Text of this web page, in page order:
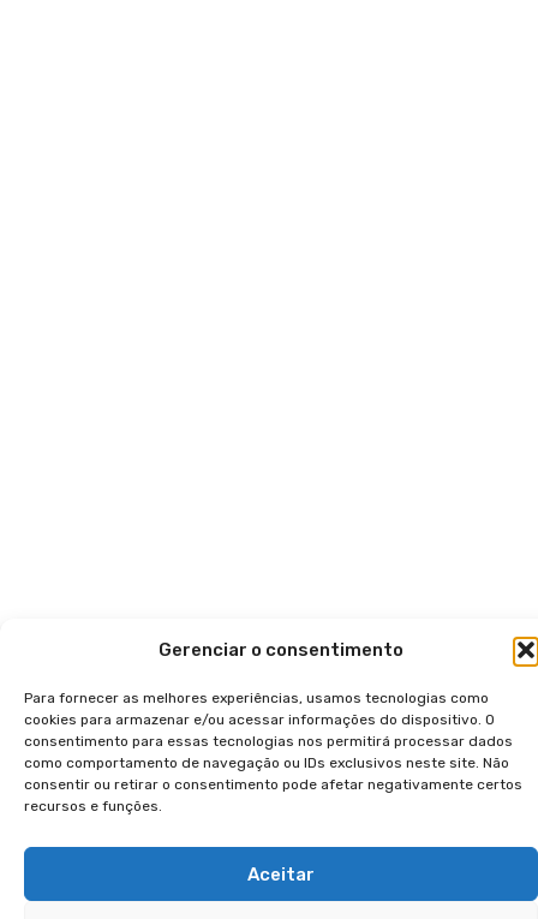
Gerenciar o consentimento
Para fornecer as melhores experiências, usamos tecnologias como
cookies para armazenar e/ou acessar informações do dispositivo. O
consentimento para essas tecnologias nos permitirá processar dados
como comportamento de navegação ou IDs exclusivos neste site. Não
consentir ou retirar o consentimento pode afetar negativamente certos
recursos e funções.
Aceitar